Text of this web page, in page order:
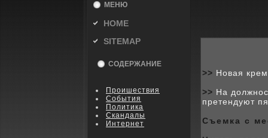
МЕНЮ
HOME
SITEMAP
СОДЕРЖАНИЕ
Пpoишествия
События
Политика
Скандалы
Интернет
>> Новая
>> На
претендуют
Съемка с